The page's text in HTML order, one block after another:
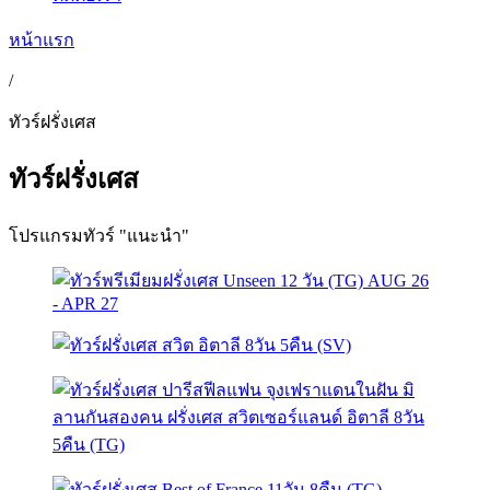
หน้าแรก
/
ทัวร์ฝรั่งเศส
ทัวร์ฝรั่งเศส
โปรแกรมทัวร์ "แนะนำ"